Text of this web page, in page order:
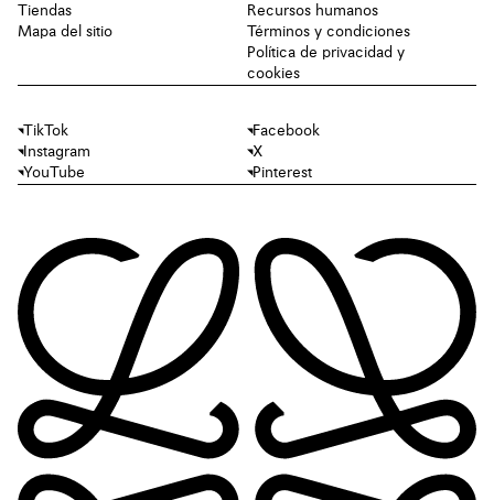
Tiendas
Mapa del sitio
Recursos humanos
Términos y condiciones
Política de privacidad y
cookies
TikTok
Facebook
Instagram
X
YouTube
Pinterest